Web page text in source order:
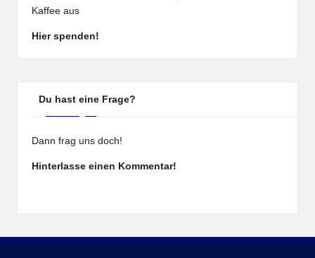
Kaffee aus
Hier spenden!
Du hast eine Frage?
Dann frag uns doch!
Hinterlasse einen Kommentar!